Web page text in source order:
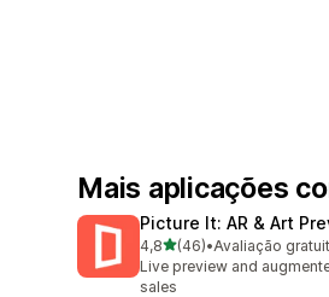
Mais aplicações
Picture It: AR & Art
4,8de 5 estrelas
(46)
46 total de avaliações
•Avaliação
Live preview and
sales